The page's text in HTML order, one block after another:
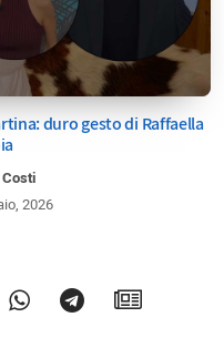
duro gesto di Raffaella
2026